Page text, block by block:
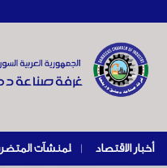
أخبار الاقتصاد |